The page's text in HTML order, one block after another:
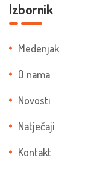
Izbornik
Medenjak
O nama
Novosti
Natječaji
Kontakt